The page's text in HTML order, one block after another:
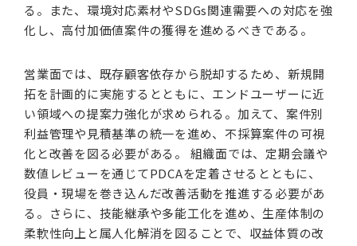
る。また、環境対応素材やSDGs関連需要への対応を強
化し、高付加価値案件の獲得を進めるべきである。
営業面では、既存顧客依存から脱却するため、新規開
拓を計画的に実施するとともに、エンドユーザーに近
い領域への提案力強化が求められる。加えて、案件別
利益管理や見積基準の統一を進め、不採算案件の可視
化と改善を図る必要がある。 組織面では、定期会議や
数値レビューを通じてPDCAを定着させるとともに、
役員・現場を巻き込んだ改善活動を推進する必要があ
る。さらに、技能継承や多能工化を進め、生産体制の
柔軟性向上と属人化解消を図ることで、収益体質の改